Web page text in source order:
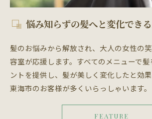
悩み知らずの髪へと変化でき
髪のお悩みから解放され、大人の女性の
容室が応援します。すべてのメニューで
ントを提供し、髪が美しく変化したと効
東海市のお客様が多くいらっしゃいます。
FEATURE